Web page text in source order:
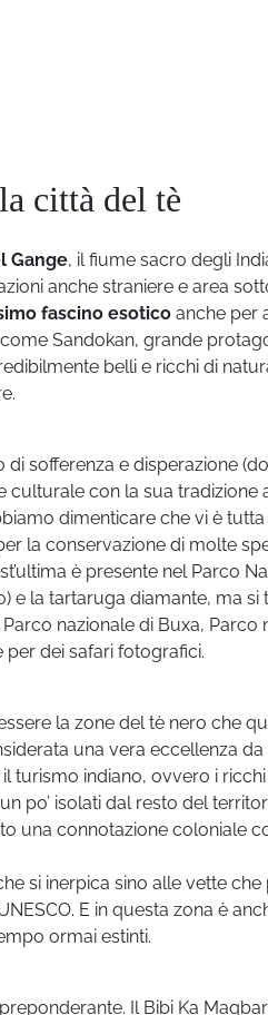
città del tè
Gange, il fiume sacro degli
anche straniere e area
fascino esotico anche per
Sandokan, grande
belli e ricchi di
sofferenza e disperazione
culturale con la sua tradizione
dimenticare che vi è
la conservazione di molte
è presente nel Parco
e la tartaruga diamante, ma si
nazionale di Buxa, Parco
per dei safari fotografici.
la zone del tè nero che
una vera eccellenza
turismo indiano, ovvero i
po’ isolati dal resto del
una connotazione coloniale
si inerpica sino alle vette
E in questa zona è
ormai estinti.
Il Bibi Ka